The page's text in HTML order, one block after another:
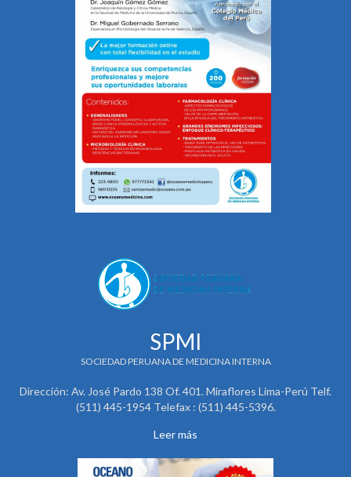
SPMI
SOCIEDAD PERUANA DE MEDICINA INTERNA
Dirección: Av. José Pardo 138 Of. 401. Miraflores Lima-Perú Telf.
(511) 445-1954 Telefax : (511) 445-5396.
Leer más